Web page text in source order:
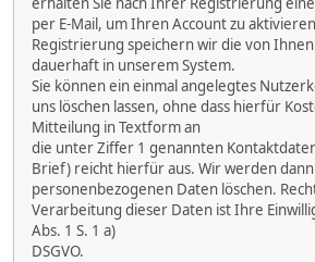
per E-Mail, um Ihren Account zu
Registrierung speichern wir die von
dauerhaft in unserem System.
Sie können ein einmal angelegtes
uns löschen lassen, ohne dass hierfür
Mitteilung in Textform an
die unter Ziffer 1 genannten Kontaktdaten
Brief) reicht hierfür aus. Wir werden
personenbezogenen Daten löschen.
Verarbeitung dieser Daten ist Ihre
Abs. 1 S. 1 a)
DSGVO.